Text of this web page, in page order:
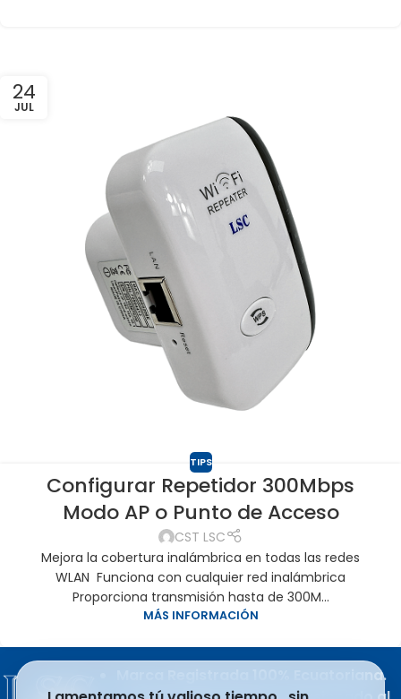
24
JUL
TIPS
Configurar Repetidor 300Mbps
Modo AP o Punto de Acceso
CST LSC
Mejora la cobertura inalámbrica en todas las redes
WLAN Funciona con cualquier red inalámbrica
Proporciona transmisión hasta de 300M...
MÁS INFORMACIÓN
Marca Registrada 100% Ecuatoriana.